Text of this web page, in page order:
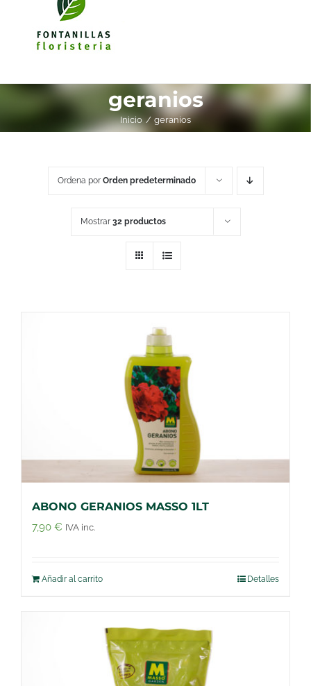
geranios
Inicio geranios
Ordena por Orden predeterminado
Mostrar 32 productos
ABONO GERANIOS MASSO 1LT
7,90 € IVA inc.
Añadir al carrito Detalles